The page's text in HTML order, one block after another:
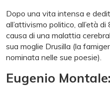
Dopo una vita intensa e
all’attivismo politico, all’età
causa di una malattia
sua moglie Drusilla (la
nominata nelle sue poesie).
Eugenio